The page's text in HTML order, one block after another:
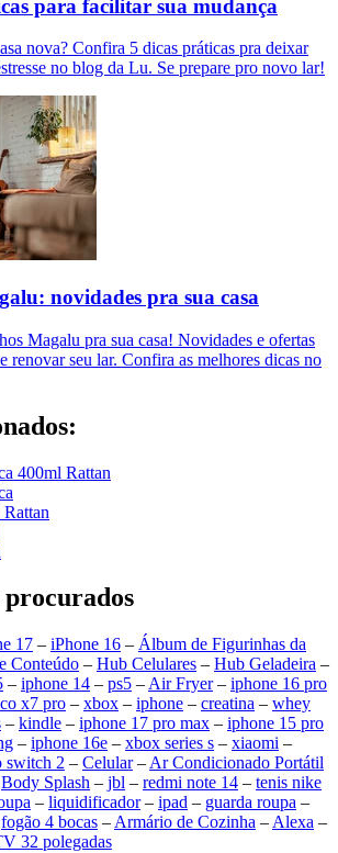
para facilitar sua mudança
nova? Confira 5 dicas práticas pra deixar
no blog da Lu. Se prepare pro novo lar!
novidades pra sua casa
Magalu pra sua casa! Novidades e ofertas
renovar seu lar. Confira as melhores dicas no
400ml Rattan
procurados
17 – iPhone 16 – Álbum de Figurinhas da
Conteúdo – Hub Celulares – Hub Geladeira –
– iphone 14 – ps5 – Air Fryer– iphone 16 pro
x7 pro – xbox – iphone – creatina – whey
– kindle – iphone 17 pro max – iphone 15 pro
– iphone 16e – xbox series s – xiaomi –
switch 2 – Celular– Ar Condicionado Portátil
Body Splash – jbl – redmi note 14 – tenis nike
– liquidificador– ipad – guarda roupa –
fogão 4 bocas – Armário de Cozinha – Alexa –
32 polegadas